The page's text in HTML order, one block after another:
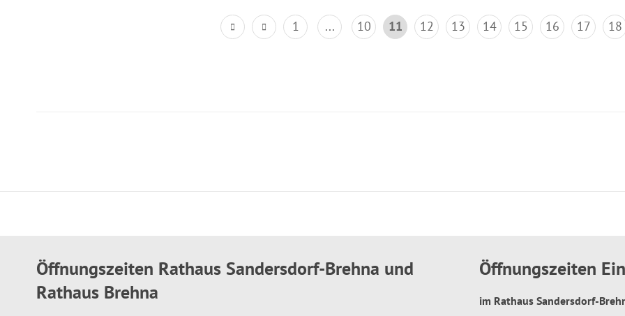
1 ... 10 11 12 13 14 15 16 17 18
Öffnungszeiten Rathaus Sandersdorf-Brehna und
Rathaus Brehna
Öffnungszeiten
im Rathaus Sandersdorf-